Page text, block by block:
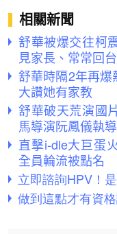
相關新聞
舒華被爆交往柯
見家長、常常回台
舒華時隔2年再
大讚她有家教
舒華破天荒演國
馬導演阮鳳儀執導
直擊i-dle大巨蛋
全員輪流被點名